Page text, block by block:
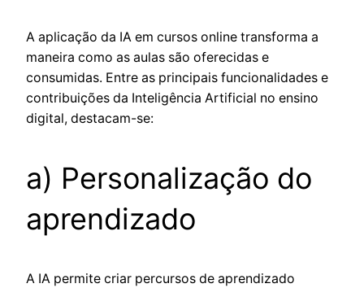
A aplicação da IA em cursos online transforma a
maneira como as aulas são oferecidas e
consumidas. Entre as principais funcionalidades e
contribuições da Inteligência Artificial no ensino
digital, destacam-se:
a) Personalização do
aprendizado
A IA permite criar percursos de aprendizado